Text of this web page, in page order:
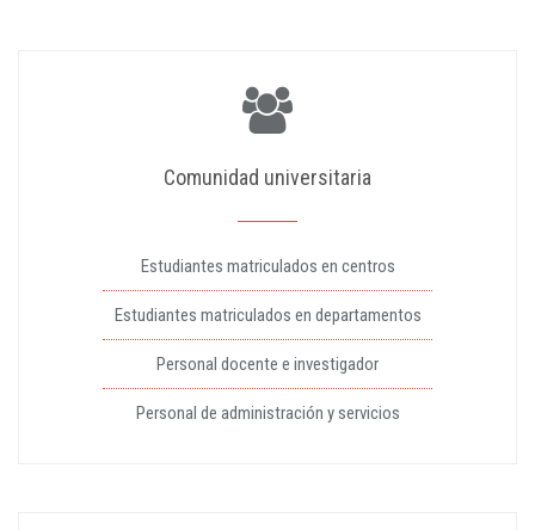
Comunidad universitaria
Estudiantes matriculados en centros
Estudiantes matriculados en departamentos
Personal docente e investigador
Personal de administración y servicios